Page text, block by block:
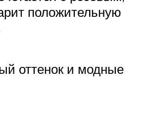
положительную
оттенок и модные